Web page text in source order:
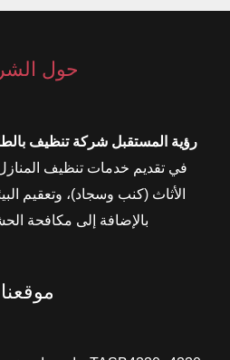
حول
رؤية المستقبل شركة تنظيف
في تقديم خدمات تنظيف المنازل
الأثاث (كنب وسجاد)، وتعقيم
بالإضافة إلى مكافحة
موقعنا